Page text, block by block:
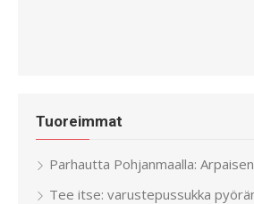
Tuoreimmat
Parhautta Pohjanmaalla:
Tee itse: varustepussukka